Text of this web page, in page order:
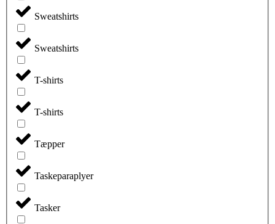
Sweatshirts
Sweatshirts
T-shirts
T-shirts
Tæpper
Taskeparaplyer
Tasker